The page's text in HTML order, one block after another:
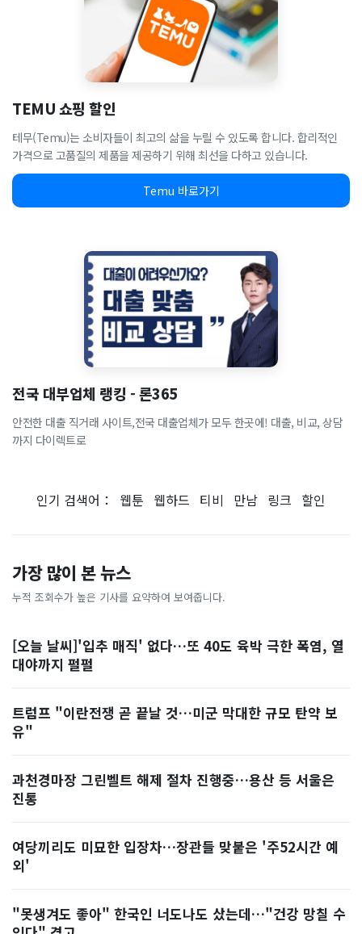
TEMU 쇼핑 할인
테무(Temu)는 소비자들이 최고의 삶을 누릴 수 있도록 합니다. 합리적인
가격으로 고품질의 제품을 제공하기 위해 최선을 다하고 있습니다.
Temu 바로가기
전국 대부업체 랭킹 - 론365
안전한 대출 직거래 사이트,전국 대출업체가 모두 한곳에! 대출, 비교, 상담
까지 다이렉트로
인기 검색어： 웹툰 웹하드 티비 만남 링크 할인
가장 많이 본 뉴스
누적 조회수가 높은 기사를 요약하여 보여줍니다.
[오늘 날씨]'입추 매직' 없다…또 40도 육박 극한 폭염, 열
대야까지 펄펄
트럼프 "이란전쟁 곧 끝날 것…미군 막대한 규모 탄약 보
유"
과천경마장 그린벨트 해제 절차 진행중…용산 등 서울은
진통
여당끼리도 미묘한 입장차…장관들 맞붙은 '주52시간 예
외'
"못생겨도 좋아" 한국인 너도나도 샀는데…"건강 망칠 수